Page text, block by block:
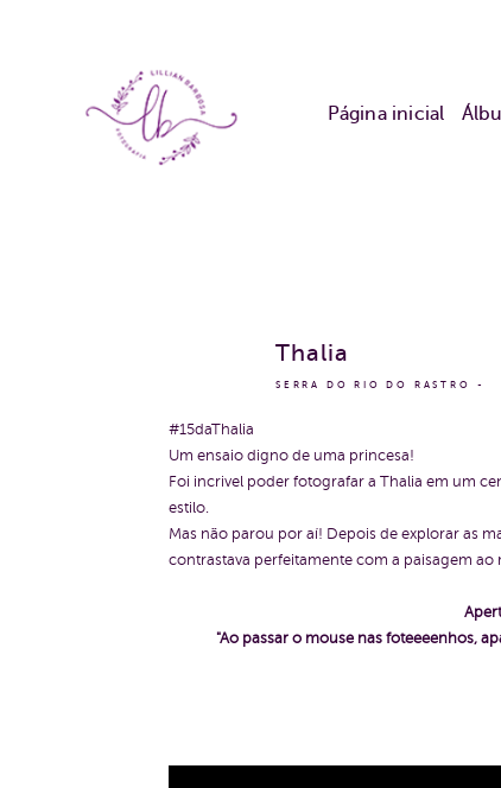
Página inicial
SERRA DO RIO DO RASTRO
Thalia
#15daThalia
Um ensaio digno de uma princesa!
Foi incrivel poder fotografar a Thalia em um
estilo.
Mas não parou por aí! Depois de explorar as
contrastava perfeitamente com a paisagem ao
"Ao passar o mouse nas foteeeenhos,